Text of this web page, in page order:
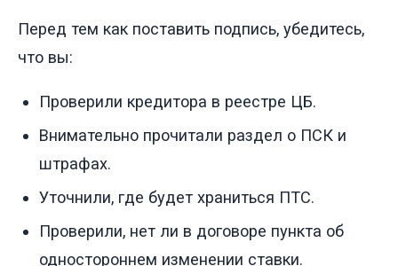
Перед тем как поставить подпись, убедитесь,
что вы:
Проверили кредитора в реестре ЦБ.
Внимательно прочитали раздел о ПСК и
штрафах.
Уточнили, где будет храниться ПТС.
Проверили, нет ли в договоре пункта об
одностороннем изменении ставки.